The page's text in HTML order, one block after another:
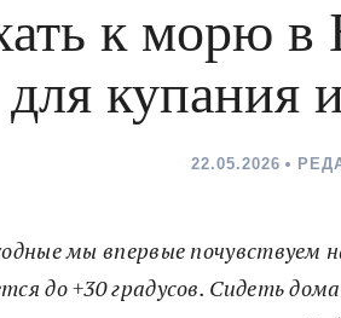
к морю
для купания
22.05.2026
мы впервые
до +30 градусов. Сидеть